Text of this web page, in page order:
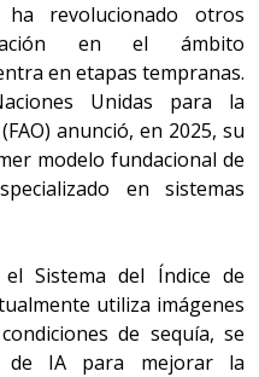
revolucionado otros
en el ámbito
en etapas tempranas.
Unidas para la
anunció, en 2025, su
modelo fundacional de
en sistemas
Sistema del Índice de
utiliza imágenes
de sequía, se
de IA para mejorar la